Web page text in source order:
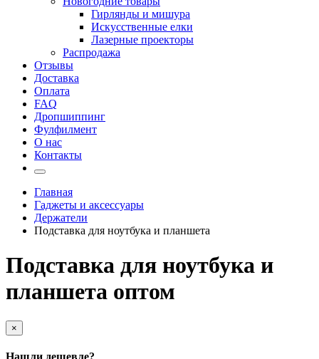
Гирлянды и мишура
Искусственные елки
Лазерные проекторы
Распродажа
Отзывы
Доставка
Оплата
FAQ
Дропшиппинг
Фулфилмент
О нас
Контакты
Главная
Гаджеты и аксессуары
Держатели
Подставка для ноутбука и планшета
Подставка для ноутбука и
планшета оптом
×